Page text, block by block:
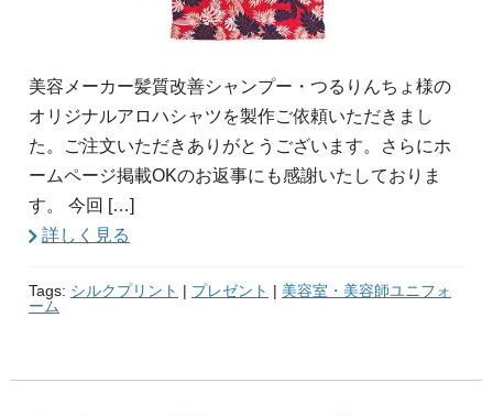
美容メーカー髪質改善シャンプー・つるりんちょ様の
オリジナルアロハシャツを製作ご依頼いただきまし
た。ご注文いただきありがとうございます。さらにホ
ームページ掲載OKのお返事にも感謝いたしておりま
す。 今回 […]
詳しく見る
Tags: シルクプリント | プレゼント | 美容室・美容師ユニフォ
ーム